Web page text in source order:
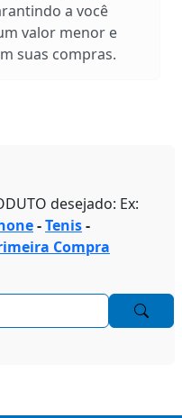
a você
valor menor e
suas compras.
desejado: Ex:
-Tenis-
Compra